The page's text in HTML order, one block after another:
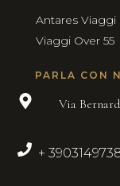
Antares Viaggi
Viaggi Over 55
PARLA CON
Via
+